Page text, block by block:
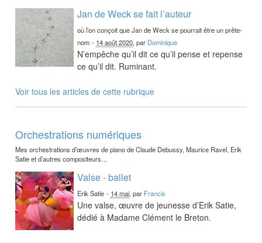
Jan de Weck se fait l’auteur
où l’on conçoit que Jan de Weck se pourrait être un prête-
nom - 14 août 2020, par Dominique
N’empêche qu’il dit ce qu’il pense et repense
ce qu’il dit. Ruminant.
Voir tous les articles de cette rubrique
Orchestrations numériques
Mes orchestrations d’œuvres de piano de Claude Debussy, Maurice Ravel, Erik
Satie et d’autres compositeurs…
Valse - ballet
Erik Satie - 14 mai, par Francis
Une valse, œuvre de jeunesse d’Erik Satie,
dédié à Madame Clément le Breton.